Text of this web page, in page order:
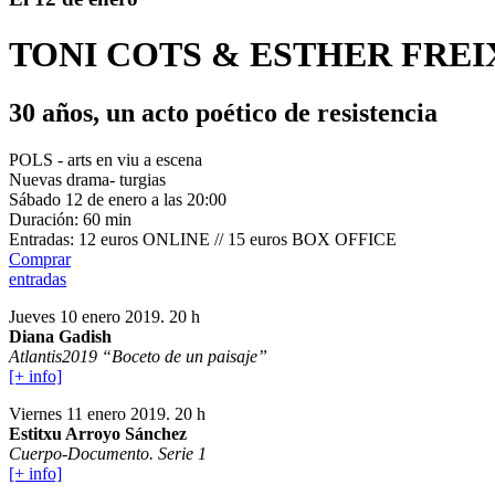
TONI COTS & ESTHER
30 años, un acto poético de resistencia
POLS - arts en viu a escena
Nuevas drama- turgias
Sábado 12 de enero a las 20:00
Duración: 60 min
Entradas: 12 euros ONLINE // 15 euros BOX OFFICE
Comprar
entradas
Jueves 10 enero 2019. 20 h
Diana Gadish
Atlantis2019 “Boceto de un paisaje”
[+ info]
Viernes 11 enero 2019. 20 h
Estitxu Arroyo Sánchez
Cuerpo-Documento. Serie 1
[+ info]